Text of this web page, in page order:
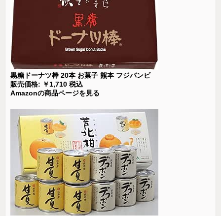
黒糖ドーナツ棒 20本 お菓子 熊本 フジバンビ
販売価格: ￥1,710 税込
Amazonの商品ページを見る